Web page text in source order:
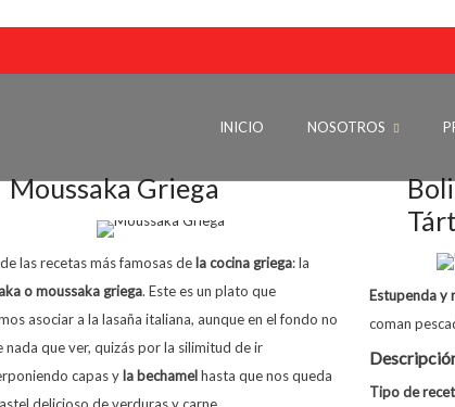
INICIO NOSOTROS
Moussaka Griega
las recetas más famosas de la cocina griega: la
o moussaka griega. Este es un plato que
asociar a la lasaña italiana, aunque en el fondo no
nada que ver, quizás por la silimitud de ir
capas y la bechamelhasta que nos queda
Estupenda y
coman
Tipo de